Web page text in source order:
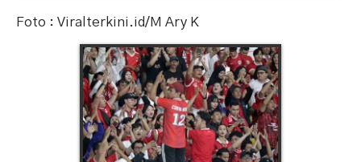
Foto : Viralterkini.id/M Ary K